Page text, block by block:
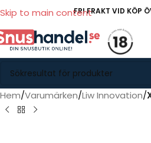
Skip to main contentFRI FRAKT VID KÖP
Hem Varumärken Liw Innovation